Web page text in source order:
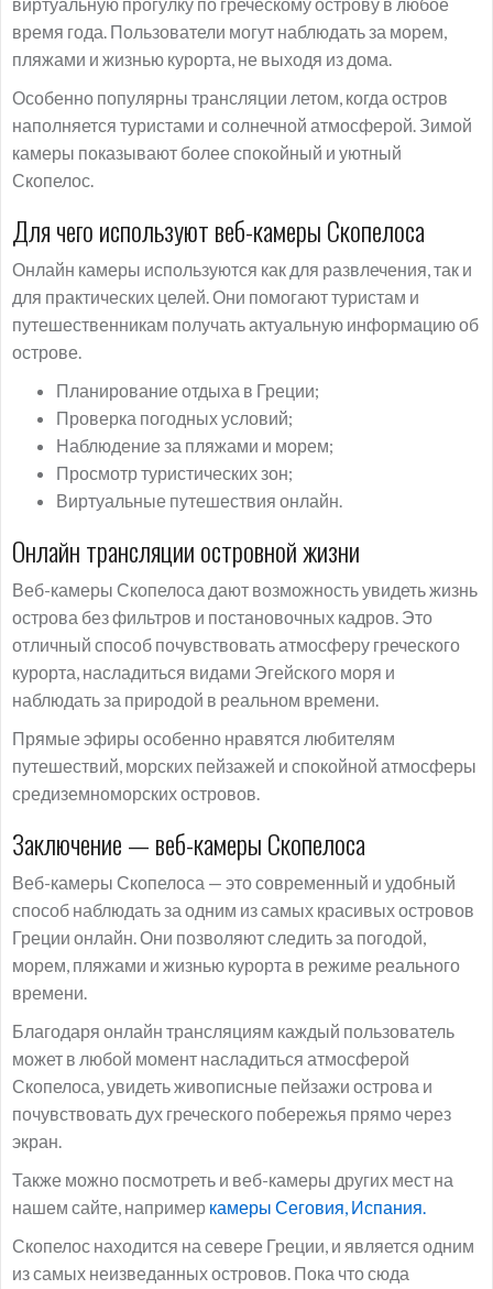
время года. Пользователи могут наблюдать за морем,
пляжами и жизнью курорта, не выходя из дома.
Особенно популярны трансляции летом, когда остров
наполняется туристами и солнечной атмосферой. Зимой
камеры показывают более спокойный и уютный
Скопелос.
Для чего используют веб-камеры Скопелоса
Онлайн камеры используются как для развлечения, так и
для практических целей. Они помогают туристам и
путешественникам получать актуальную информацию об
острове.
Планирование отдыха в Греции;
Проверка погодных условий;
Наблюдение за пляжами и морем;
Просмотр туристических зон;
Виртуальные путешествия онлайн.
Онлайн трансляции островной жизни
Веб-камеры Скопелоса дают возможность увидеть жизнь
острова без фильтров и постановочных кадров. Это
отличный способ почувствовать атмосферу греческого
курорта, насладиться видами Эгейского моря и
наблюдать за природой в реальном времени.
Прямые эфиры особенно нравятся любителям
путешествий, морских пейзажей и спокойной атмосферы
средиземноморских островов.
Заключение — веб-камеры Скопелоса
Веб-камеры Скопелоса — это современный и удобный
способ наблюдать за одним из самых красивых островов
Греции онлайн. Они позволяют следить за погодой,
морем, пляжами и жизнью курорта в режиме реального
времени.
Благодаря онлайн трансляциям каждый пользователь
может в любой момент насладиться атмосферой
Скопелоса, увидеть живописные пейзажи острова и
почувствовать дух греческого побережья прямо через
экран.
Также можно посмотреть и веб-камеры других мест на
нашем сайте, например камеры Сеговия, Испания.
Скопелос находится на севере Греции, и является одним
из самых неизведанных островов. Пока что сюда